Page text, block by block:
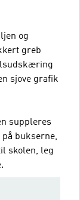
og
greb
sjove grafik
suppleres
bukserne,
skolen, leg